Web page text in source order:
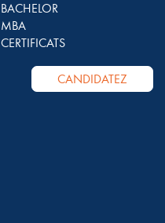
BACHELOR
MBA
CERTIFICATS
CANDIDATEZ